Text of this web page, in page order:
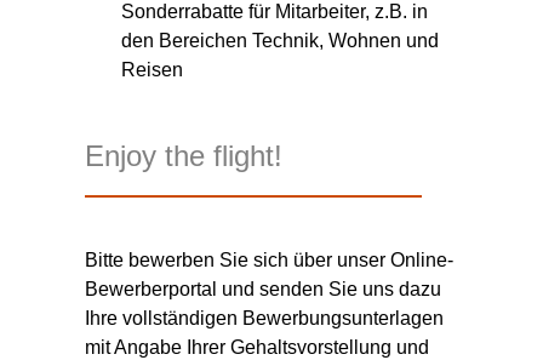
Sonderrabatte für Mitarbeiter, z.B. in
den Bereichen Technik, Wohnen und
Reisen
Enjoy the flight!
Bitte bewerben Sie sich über unser Online-
Bewerberportal und senden Sie uns dazu
Ihre vollständigen Bewerbungsunterlagen
mit Angabe Ihrer Gehaltsvorstellung und